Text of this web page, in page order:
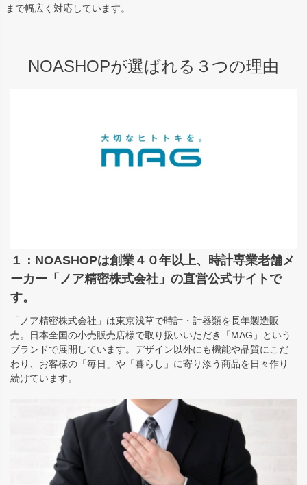
まで幅広く対応しています。
NOASHOPが選ばれる３つの理由
１：NOASHOPは創業４０年以上、時計専業老舗メ
ーカー「ノア精密株式会社」の直営公式サイトで
す。
「ノア精密株式会社」 は東京浅草で時計・計器類を長年製造販
売。日本全国の小売販売店様で取り扱いいただき「MAG」という
ブランドで展開しています。デザイン以外にも機能や品質にこだ
わり、お客様の「毎日」や「暮らし」に寄り添う商品を日々作り
続けています。